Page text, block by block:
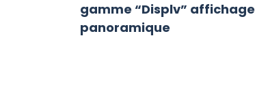
gamme “Displv” affichage
panoramique